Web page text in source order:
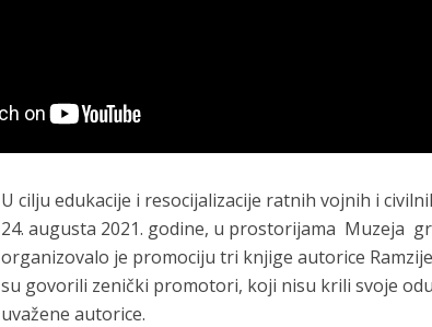
U cilju edukacije i resocijalizacije ratnih vojnih i
24. augusta 2021. godine, u prostorijama Muzeja
organizovalo je promociju tri knjige autorice
su govorili zenički promotori, koji nisu krili svoje
uvažene autorice.